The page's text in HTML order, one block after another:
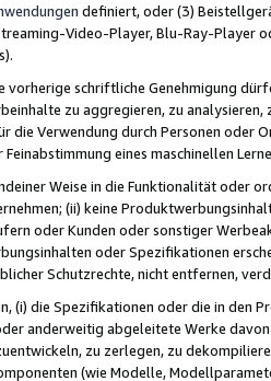
definiert, oder (3)
Video-Player, Blu-Ray-Player
vorherige schriftliche Genehmigung
zu aggregieren, zu
die Verwendung durch Personen
eines maschinellen
Weise in die Funktionalität oder
(ii) keine
oder Kunden oder sonstiger
oder Spezifikationen
Schutzrechte, nicht entfernen,
(i) die Spezifikationen oder die in
anderweitig abgeleitete Werke
zu zerlegen, zu
(wie Modelle,